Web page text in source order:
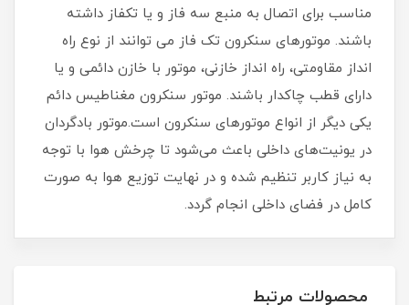
مناسب برای اتصال به منبع سه فاز و یا تکفاز داشته
باشند. موتورهای سنکرون تک فاز می توانند از نوع راه
انداز مقاومتی، راه انداز خازنی، موتور با خازن دائمی و یا
دارای قطب چاکدار باشند. موتور سنکرون مغناطیس دائم
یکی دیگر از انواع موتورهای سنکرون است.موتور بادگردان
در یونیت‌های داخلی باعث می‌شود تا چرخش هوا با توجه
به نیاز کاربر تنظیم شده و در نهایت توزیع هوا به صورت
کامل در فضای داخلی انجام گردد.
محصولات مرتبط